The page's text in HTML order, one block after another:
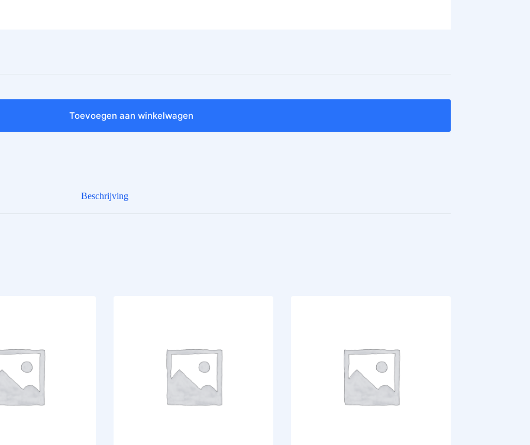
Toevoegen aan winkelwagen
Beschrijving